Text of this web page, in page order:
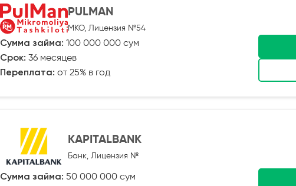
PULMAN
МКО, Лицензия №54
Сумма займа: 100 000 000 сум
Срок: 36 месяцев
Переплата: от 25% в год
KAPITALBANK
Банк, Лицензия №
Сумма займа: 50 000 000 сум